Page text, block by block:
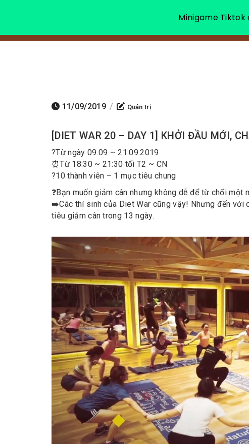
11/09/2019 / Quản trị
[DIET WAR 20 – DAY 1] KHỞI ĐẦU MỚI,
?Từ ngày 09.09 ~ 21.09.2019
⏰Từ 18:30 ~ 21:30 tối T2 ~ CN
?10 thành viên – 1 mục tiêu chung
❓Bạn muốn giảm cân nhưng không dễ để từ chối một
➡️Các thí sinh của Diet War cũng vậy! Nhưng đến
tiêu giảm cân trong 13 ngày.
Minigame Tiktok